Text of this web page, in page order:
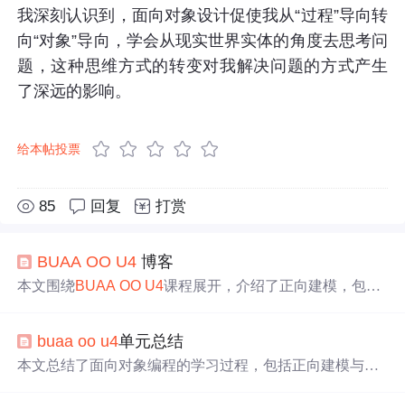
我深刻认识到，面向对象设计促使我从“过程”导向转
向“对象”导向，学会从现实世界实体的角度去思考问
题，这种思维方式的转变对我解决问题的方式产生
了深远的影响。
给本帖投票
85 回复 打赏
BUAA OO U4 博客
本文围绕BUAA OO U4课程展开，介绍了正向建模，包括
构。探讨与大模型协作设计的方法，最后总结四个单元架
构与测试思维的演进。
buaa oo u4单元总结
本文总结了面向对象编程的学习过程，包括正向建模与开